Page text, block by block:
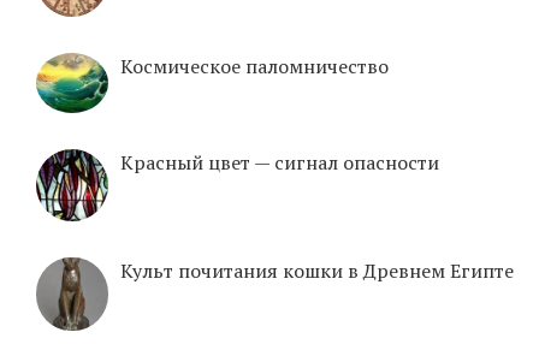
Космическое паломничество
Красный цвет — сигнал опасности
Культ почитания кошки в Древнем Египте